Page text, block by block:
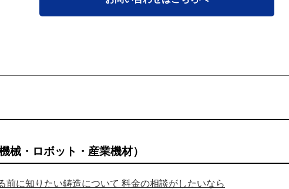
械・ロボット・産業機材）
前に知りたい鋳造について 料金の相談がしたいなら